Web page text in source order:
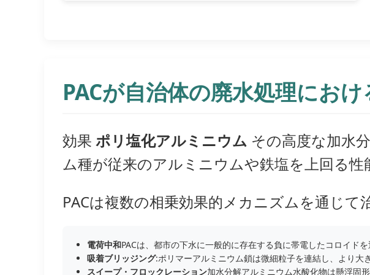
PACが自治体の廃水処理にお
効果 ポリ塩化アルミニウム その高度な加水
ム種が従来のアルミニウムや鉄塩を上回る性
PACは複数の相乗効果的メカニズムを通じて
電荷中和PACは、都市の下水に一般的に存在する負に帯電したコロイド
吸着ブリッジング:ポリマーアルミニウム鎖は微細粒子を連結し、より大
スイープ・フロックレーション加水分解アルミニウム水酸化物は懸浮固